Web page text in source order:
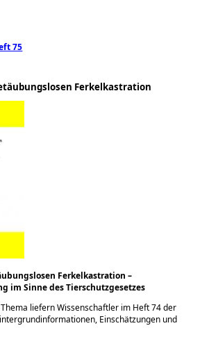
75
Ferkelkastration
Ferkelkastration –
im Sinne des Tierschutzgesetzes
liefern Wissenschaftler im Heft 74 der
Einschätzungen und